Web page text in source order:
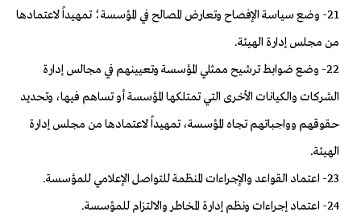
21- وضع سياسة الإفصاح وتعارض المصالح في المؤسسة؛ تمهيداً لاعتمادها
من مجلس إدارة الهيئة.
22- وضع ضوابط ترشيح ممثلي المؤسسة وتعيينهم في مجالس إدارة
الشركات والكيانات الأخرى التي تمتلكها المؤسسة أو تساهم فيها، وتحديد
حقوقهم وواجباتهم تجاه المؤسسة، تمهيداً لاعتمادها من مجلس إدارة
الهيئة.
23- اعتماد القواعد والإجراءات المنظمة للتواصل الإعلامي للمؤسسة.
24- اعتماد إجراءات ونظم إدارة المخاطر والالتزام للمؤسسة.